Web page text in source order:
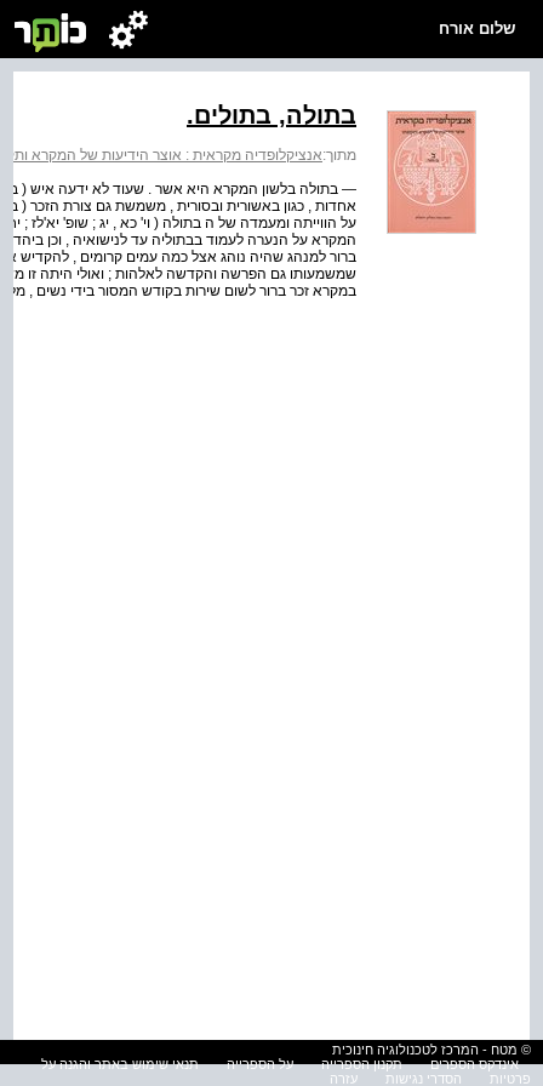
שלום אורח
בתולה, בתולים.
מתוך:אנציקלופדיה מקראית : אוצר הידיעות של המקרא
אחדות , כגון באשורית ובסורית , משמשת גם צורת הזכר
על הווייתה ומעמדה של ה בתולה ( וי' כא , יג ; שופ' יא'לז ;
המקרא על הנערה לעמוד בבתוליה עד לנישואיה , וכן
ברור למנהג שהיה נוהג אצל כמה עמים קרומים , להקדיש
שמשמעותו גם הפרשה והקדשה לאלהות ; ואולי היתה זו
במקרא זכר ברור לשום שירות בקודש המסור בידי נשים ,
© מטח - המרכז לטכנולוגיה חינוכית
אינדקס הספרים
תקנון הספרייה על הספרייה
תנאי שימוש באתר והגנה על
פרטיות
הסדרי נגישות עזרה